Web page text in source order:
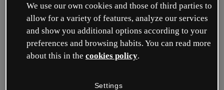
Crea tu cuenta, ¡gratis!
¿Cuál describe mejor tu rol?
We use our own cookies and those of third parties to
allow for a variety of features, analyze our services
and show you additional options according to your
preferences and browsing habits. You can read more
about this in the cookies policy.
Settings